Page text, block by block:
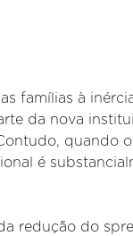
famílias à
da nova
quando
é
redução do